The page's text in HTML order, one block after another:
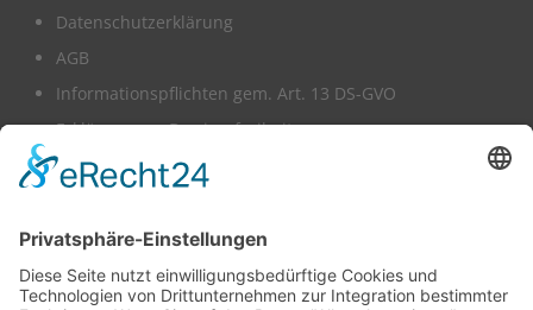
Datenschutzerklärung
AGB
Informationspflichten gem. Art. 13 DS-GVO
Erklärung zur Barrierefreiheit